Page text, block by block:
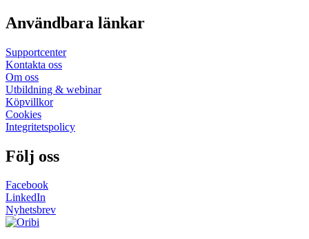
Användbara länkar
Supportcenter
Kontakta oss
Om oss
Utbildning & webinar
Köpvillkor
Cookies
Integritetspolicy
Följ oss
Facebook
LinkedIn
Nyhetsbrev